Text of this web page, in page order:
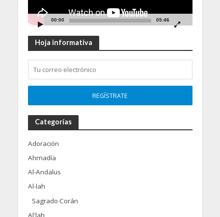
00:00 05:46
Hoja informativa
Categorías
Adoración
Ahmadía
Al-Andalus
Al-lah
Sagrado Corán
Al'lah